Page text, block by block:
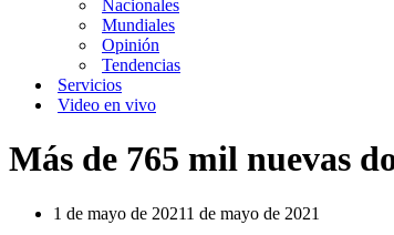
Nacionales
Mundiales
Opinión
Tendencias
Servicios
Video en vivo
Más de 765 mil nuevas
1 de mayo de 20211 de mayo de 2021